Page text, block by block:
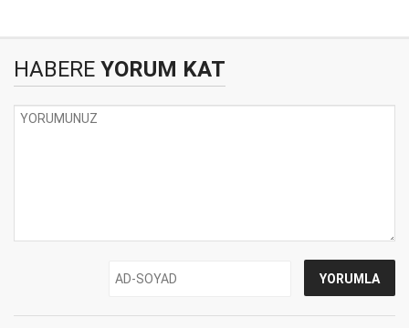
HABERE YORUM KAT